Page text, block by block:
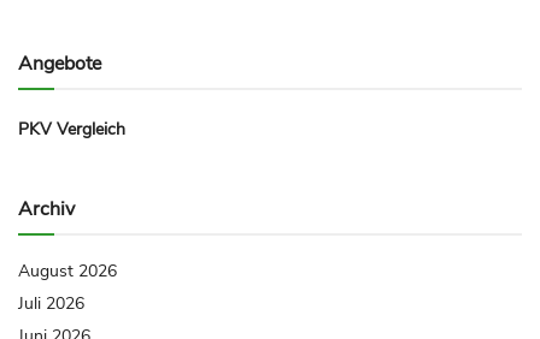
Angebote
PKV Vergleich
Archiv
August 2026
Juli 2026